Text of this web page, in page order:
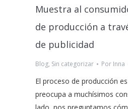
Muestra al
de producción a
de publicidad
Blog, Sin categorizar Por Inna
El proceso de producción
preocupa a muchísimos